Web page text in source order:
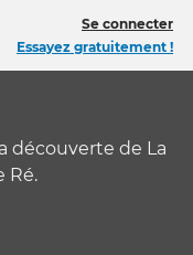
Se connecter
Essayez gratuitement !
découverte de La
Ré.